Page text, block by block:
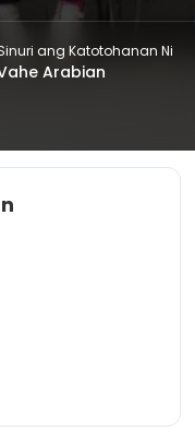
ang Katotohanan Ni
Arabian